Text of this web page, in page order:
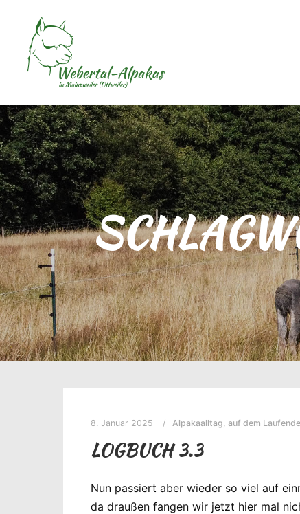
8. Januar 2025 Alpakaalltag, auf dem
LOGBUCH 3.3
Nun passiert aber wieder so viel auf
da draußen fangen wir jetzt hier mal